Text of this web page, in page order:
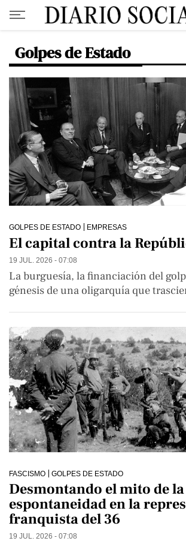
Golpes de Estado
GOLPES DE ESTADO EMPRESAS
El capital contra la
19 JUL. 2026 - 07:08
La burguesía, la financiación del
génesis de una oligarquía que
FASCISMO GOLPES DE ESTADO
Desmontando el mito de la
espontaneidad en la
franquista del 36
19 JUL. 2026 - 07:08